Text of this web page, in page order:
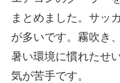
まとめました。サッ
が多いです。霧吹き
暑い環境に慣れたせ
気が苦手です。